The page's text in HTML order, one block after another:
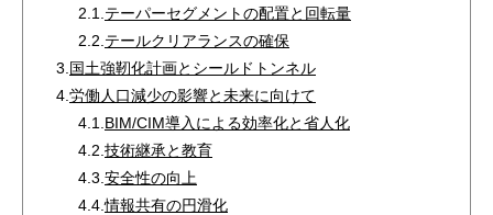
2.1. テーパーセグメントの配置と回転量
2.2. テールクリアランスの確保
3. 国土強靭化計画とシールドトンネル
4. 労働人口減少の影響と未来に向けて
4.1. BIM/CIM導入による効率化と省人化
4.2. 技術継承と教育
4.3. 安全性の向上
4.4.情報共有の円滑化